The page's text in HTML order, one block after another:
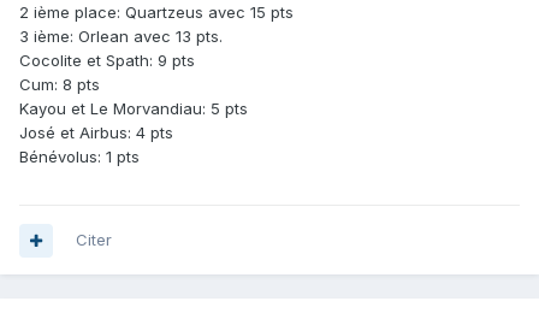
2 ième place: Quartzeus avec 15 pts
3 ième: Orlean avec 13 pts.
Cocolite et Spath: 9 pts
Cum: 8 pts
Kayou et Le Morvandiau: 5 pts
José et Airbus: 4 pts
Bénévolus: 1 pts
Citer